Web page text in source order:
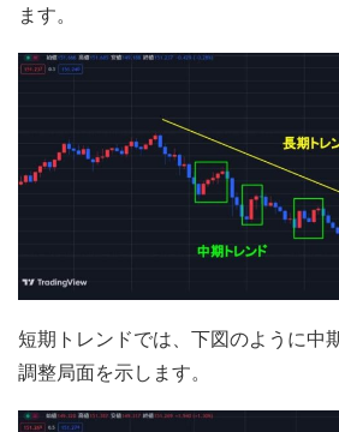
ます。
短期トレンドでは、下図のように中
調整局面を示します。